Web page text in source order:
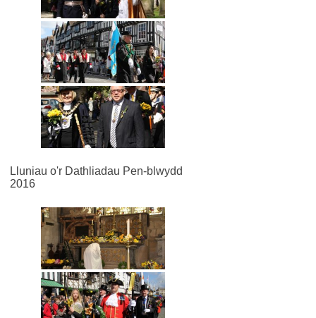
Lluniau o'r Dathliadau Pen-blwydd
2016